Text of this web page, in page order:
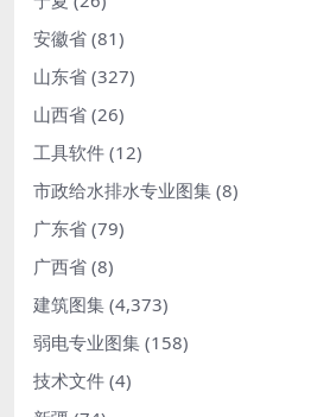
安徽省 (81)
山东省 (327)
山西省 (26)
工具软件 (12)
市政给水排水专业图集 (8)
广东省 (79)
广西省 (8)
建筑图集 (4,373)
弱电专业图集 (158)
技术文件 (4)